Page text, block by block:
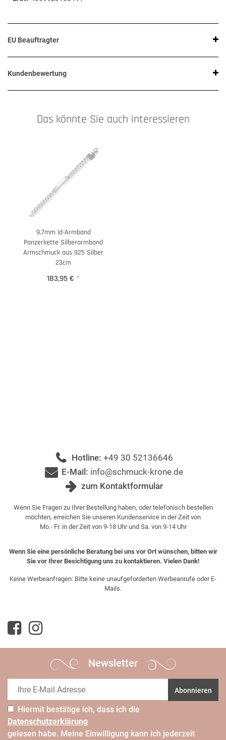
EU Beauftragter
Kundenbewertung
Das könnte Sie auch interessieren
9,7mm Id-Armband
Panzerkette Silberarmband
Armschmuck aus 925 Silber
23cm
183,95 € *
Hotline: +49 30 52136646
E-Mail: info@schmuck-krone.de
zum Kontaktformular
Wenn Sie Fragen zu Ihrer Bestellung haben, oder telefonisch bestellen
möchten, erreichen Sie unseren Kundenservice in der Zeit von
Mo.- Fr. in der Zeit von 9-18 Uhr und Sa. von 9-14 Uhr
Wenn Sie eine persönliche Beratung bei uns vor Ort wünschen, bitten wir
Sie vor Ihrer Besichtigung uns zu kontaktieren. Vielen Dank!
Keine Werbeanfragen: Bitte keine unaufgeforderten Werbeanrufe oder E-
Mails.
Newsletter
Abonnieren
Hiermit bestätige ich, dass ich die
Daten­schutz­erklärung
gelesen habe. Meine Einwilligung kann ich jederzeit